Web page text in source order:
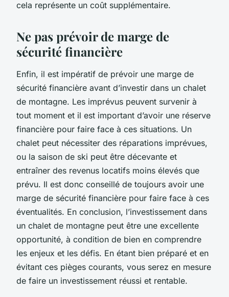
cela représente un coût supplémentaire.
Ne pas prévoir de marge de
sécurité financière
Enfin, il est impératif de prévoir une marge de
sécurité financière avant d’investir dans un chalet
de montagne. Les imprévus peuvent survenir à
tout moment et il est important d’avoir une réserve
financière pour faire face à ces situations. Un
chalet peut nécessiter des réparations imprévues,
ou la saison de ski peut être décevante et
entraîner des revenus locatifs moins élevés que
prévu. Il est donc conseillé de toujours avoir une
marge de sécurité financière pour faire face à ces
éventualités. En conclusion, l’investissement dans
un chalet de montagne peut être une excellente
opportunité, à condition de bien en comprendre
les enjeux et les défis. En étant bien préparé et en
évitant ces pièges courants, vous serez en mesure
de faire un investissement réussi et rentable.